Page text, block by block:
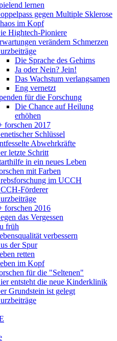
lernen
gegen Multiple Sklerose
im Kopf
Hightech-Pioniere
verändern Schmerzen
Die Sprache des Gehirns
Ja oder Nein? Jein!
Das Wachstum verlangsamen
Eng vernetzt
für die Forschung
Die Chance auf Heilung
erhöhen
forschen 2017
Schlüssel
Abwehrkräfte
letzte Schritt
in ein neues Leben
mit Farben
im UCCH
Förderer
forschen 2016
das Vergessen
früh
verbessern
der Spur
retten
im Kopf
für die "Seltenen"
entsteht die neue Kinderklinik
Grundstein ist gelegt